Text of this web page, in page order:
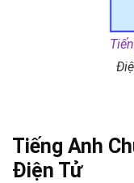
Tiếng Anh
Điện Tử